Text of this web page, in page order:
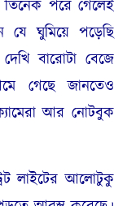
তিনেক পরে গেলেই
যে ঘুমিয়ে পড়েছি
বারোটা বেজে
গেছে জানতেও
আর নোটবুক
লাইটের আলোটুকু